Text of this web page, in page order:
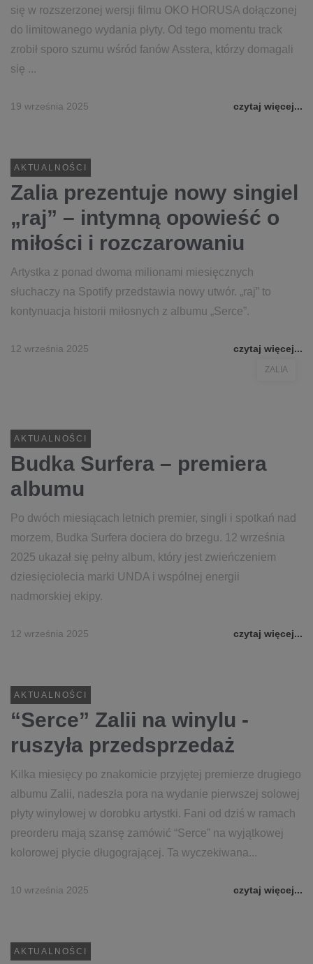
się w rozszerzonej wersji filmu OKO HORUSA dołączonej
do limitowanego wydania płyty. Od tego momentu track
zrobił sporo szumu wśród fanów Asstera, którzy domagali
się ...
19 września 2025 czytaj więcej...
AKTUALNOŚCI
Zalia prezentuje nowy singiel
„raj” – intymną opowieść o
miłości i rozczarowaniu
Artystka z ponad dwoma milionami miesięcznych
słuchaczy na Spotify przedstawia nowy utwór. „raj” to
kontynuacja historii miłosnych z albumu „Serce”.
12 września 2025 czytaj więcej...
ZALIA
AKTUALNOŚCI
Budka Surfera – premiera
albumu
Po dwóch miesiącach letnich premier, singli i spotkań nad
morzem, Budka Surfera dociera do brzegu. 12 września
2025 ukazał się pełny album, który jest zwieńczeniem
dziesięciolecia marki UNDA i wspólnej energii
nadmorskiej ekipy.
12 września 2025 czytaj więcej...
AKTUALNOŚCI
“Serce” Zalii na winylu -
ruszyła przedsprzedaż
Kilka miesięcy po znakomicie przyjętej premierze drugiego
albumu Zalii, nadeszła pora na wydanie pierwszej solowej
płyty winylowej w dorobku artystki. Fani od dziś w ramach
preorderu mają szansę zamówić “Serce” na wyjątkowej
kolorowej płycie długogrającej. Ta wyczekiwana...
10 września 2025 czytaj więcej...
AKTUALNOŚCI